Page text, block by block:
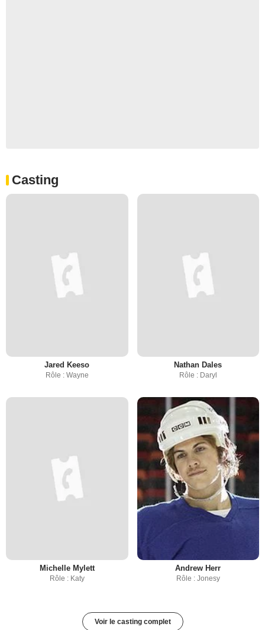
Casting
Jared Keeso
Rôle : Wayne
Nathan Dales
Rôle : Daryl
Michelle Mylett
Rôle : Katy
Andrew Herr
Rôle : Jonesy
Voir le casting complet